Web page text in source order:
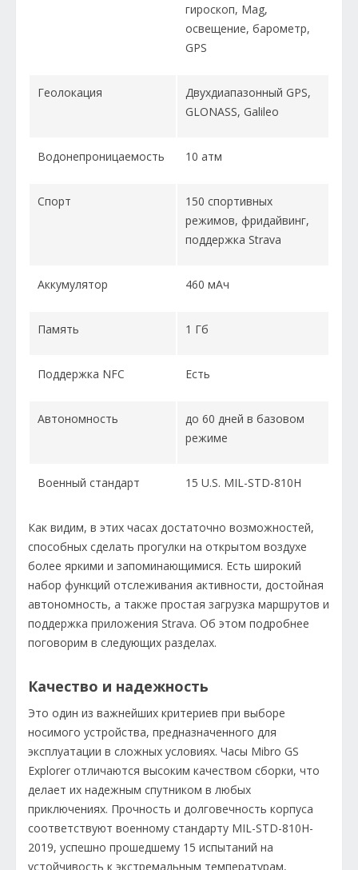
гироскоп, Mag,
освещение, барометр,
GPS
Геолокация
Двухдиапазонный GPS,
GLONASS, Galileo
Водонепроницаемость 10 атм
Спорт
150 спортивных
режимов, фридайвинг,
поддержка Strava
Аккумулятор 460 мАч
Память 1 Гб
Поддержка NFC Есть
Автономность
до 60 дней в базовом
режиме
Военный стандарт 15 U.S. MIL-STD-810H
Как видим, в этих часах достаточно возможностей,
способных сделать прогулки на открытом воздухе
более яркими и запоминающимися. Есть широкий
набор функций отслеживания активности, достойная
автономность, а также простая загрузка маршрутов и
поддержка приложения Strava. Об этом подробнее
поговорим в следующих разделах.
Качество и надежность
Это один из важнейших критериев при выборе
носимого устройства, предназначенного для
эксплуатации в сложных условиях. Часы Mibro GS
Explorer отличаются высоким качеством сборки, что
делает их надежным спутником в любых
приключениях. Прочность и долговечность корпуса
соответствуют военному стандарту MIL-STD-810H-
2019, успешно прошедшему 15 испытаний на
устойчивость к экстремальным температурам,